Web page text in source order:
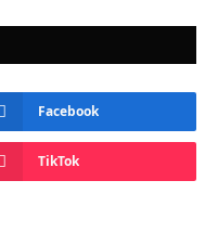
Facebook
TikTok